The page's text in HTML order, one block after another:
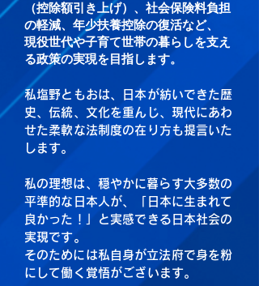
（控除額引き上げ）、 社会保険料負担
の軽減、年少扶養控除の復活など、
現役世代や子育て世帯の暮らしを支え
る政策の実現を目指します。
私塩野ともおは、日本が紡いできた歴
史、伝統、文化を重んじ、 現代にあわ
せた柔軟な法制度の在り方も提言いた
します。​
​​私の理想は、穏やかに暮らす大多数の
平準的な日本人が、
「日本に生まれて
良かった！」と実感できる日本社会の
実現です。
​そのためには私自身が立法府で身を粉
にして働く覚悟がございます。